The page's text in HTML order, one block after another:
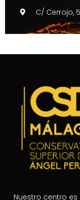
C/ Cerrojo,
Nuestro centro